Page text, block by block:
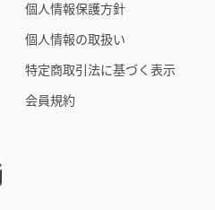
個人情報保護方針
個人情報の取扱い
特定商取引法に基づく表示
会員規約